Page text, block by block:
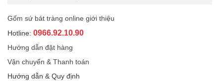
Gốm sứ bát tràng online giới thiệu
Hotline: 0966.92.10.90
Hướng dẫn đặt hàng
Vận chuyển & Thanh toán
Hướng dẫn & Quy định